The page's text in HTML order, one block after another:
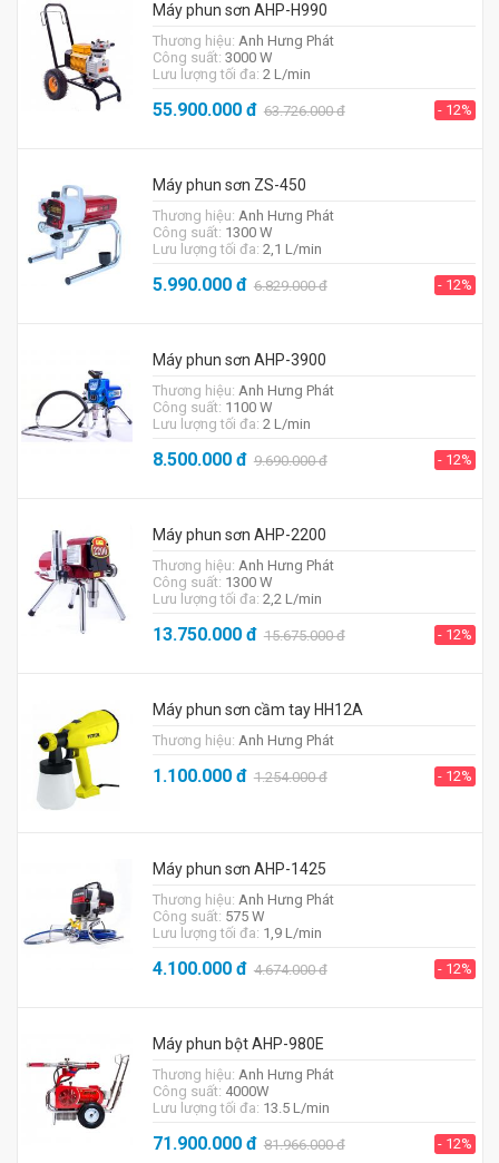
Máy phun sơn AHP-H990
Thương hiệu: Anh Hưng Phát
Công suất: 3000 W
Lưu lượng tối đa: 2 L/min
55.900.000đ 63.726.000đ - 12%
Máy phun sơn ZS-450
Thương hiệu: Anh Hưng Phát
Công suất: 1300 W
Lưu lượng tối đa: 2,1 L/min
5.990.000đ 6.829.000đ - 12%
Máy phun sơn AHP-3900
Thương hiệu: Anh Hưng Phát
Công suất: 1100 W
Lưu lượng tối đa: 2 L/min
8.500.000đ 9.690.000đ - 12%
Máy phun sơn AHP-2200
Thương hiệu: Anh Hưng Phát
Công suất: 1300 W
Lưu lượng tối đa: 2,2 L/min
13.750.000đ 15.675.000đ - 12%
Máy phun sơn cầm tay HH12A
Thương hiệu: Anh Hưng Phát
1.100.000đ 1.254.000đ - 12%
Máy phun sơn AHP-1425
Thương hiệu: Anh Hưng Phát
Công suất: 575 W
Lưu lượng tối đa: 1,9 L/min
4.100.000đ 4.674.000đ - 12%
Máy phun bột AHP-980E
Thương hiệu: Anh Hưng Phát
Công suất: 4000W
Lưu lượng tối đa: 13.5 L/min
71.900.000đ 81.966.000đ - 12%